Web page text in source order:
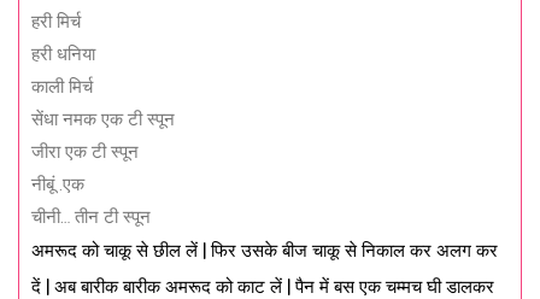
हरी मिर्च
हरी धनिया
काली मिर्च
सेंधा नमक एक टी स्पून
जीरा एक टी स्पून
नीबूं .एक
चीनी… तीन टी स्पून
अमरूद को चाकू से छील लें | फिर उसके बीज चाकू से निकाल कर अलग कर
दें | अब बारीक बारीक अमरूद को काट लें | पैन में बस एक चम्मच घी डालकर